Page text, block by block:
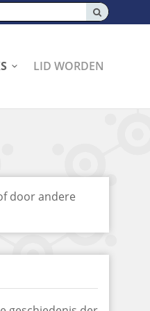
LID WORDEN
door andere